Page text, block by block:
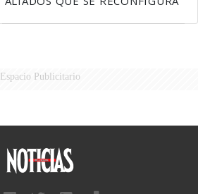
Espacio Publicitario